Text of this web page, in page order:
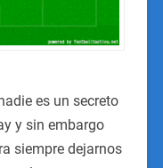
es un secreto
y sin embargo
siempre dejarnos